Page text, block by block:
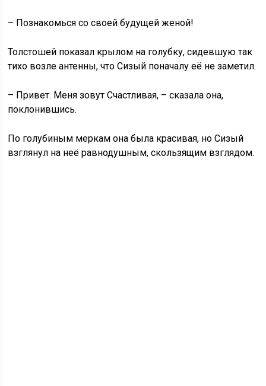
– Познакомься со своей будущей женой!
Толстошей показал крылом на голубку, сидевшую так
тихо возле антенны, что Сизый поначалу её не заметил.
– Привет. Меня зовут Счастливая, – сказала она,
поклонившись.
По голубиным меркам она была красивая, но Сизый
взглянул на неё равнодушным, скользящим взглядом.